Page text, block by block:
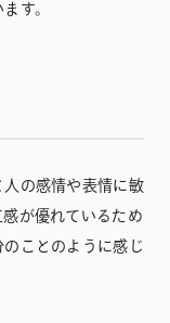
す。
の感情や表情に敏
が優れているため
ことのように感じ